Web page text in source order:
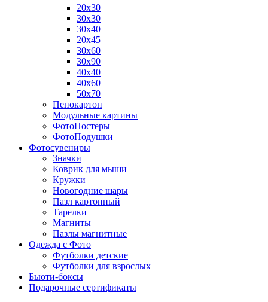
20х30
30х30
30х40
20х45
30х60
30х90
40х40
40х60
50х70
Пенокартон
Модульные картины
ФотоПостеры
ФотоПодушки
Фотоcувениры
Значки
Коврик для мыши
Кружки
Новогодние шары
Пазл картонный
Тарелки
Магниты
Пазлы магнитные
Одежда с Фото
Футболки детские
Футболки для взрослых
Бьюти-боксы
Подарочные сертификаты